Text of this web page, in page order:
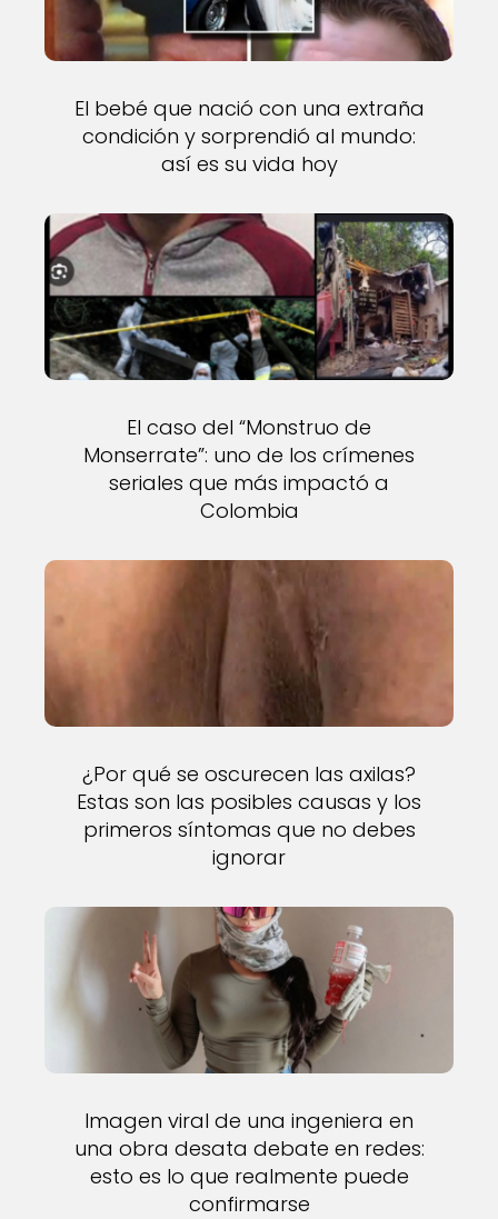
El bebé que nació con una extraña
condición y sorprendió al mundo:
así es su vida hoy
El caso del “Monstruo de
Monserrate”: uno de los crímenes
seriales que más impactó a
Colombia
¿Por qué se oscurecen las axilas?
Estas son las posibles causas y los
primeros síntomas que no debes
ignorar
Imagen viral de una ingeniera en
una obra desata debate en redes:
esto es lo que realmente puede
confirmarse